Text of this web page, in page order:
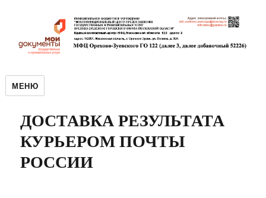
МЕНЮ
ДОСТАВКА РЕЗУЛЬТАТА
КУРЬЕРОМ ПОЧТЫ
РОССИИ